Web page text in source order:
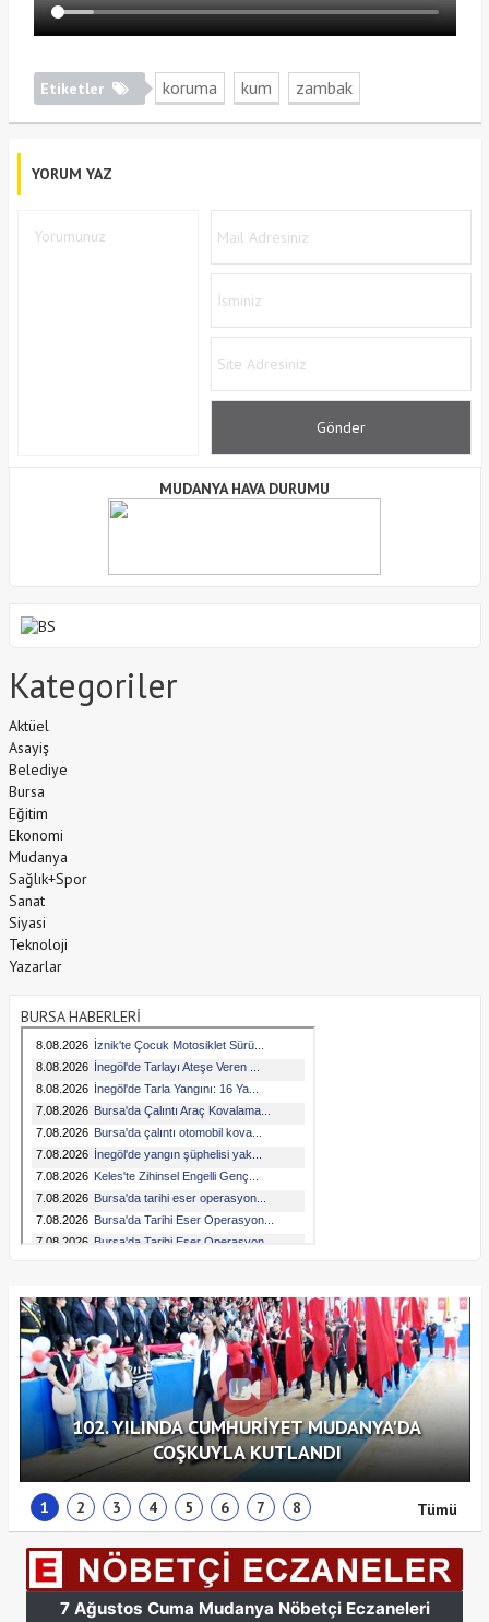
Etiketler koruma kum zambak
YORUM YAZ
MUDANYA HAVA DURUMU
Kategoriler
Aktüel
Asayiş
Belediye
Bursa
Eğitim
Ekonomi
Mudanya
Sağlık+Spor
Sanat
Siyasi
Teknoloji
Yazarlar
BURSA HABERLERİ
Tümü
102. YILINDA CUMHURİYET MUDANYA'DA
COŞKUYLA KUTLANDI
1 2 3 4 5 6 7 8